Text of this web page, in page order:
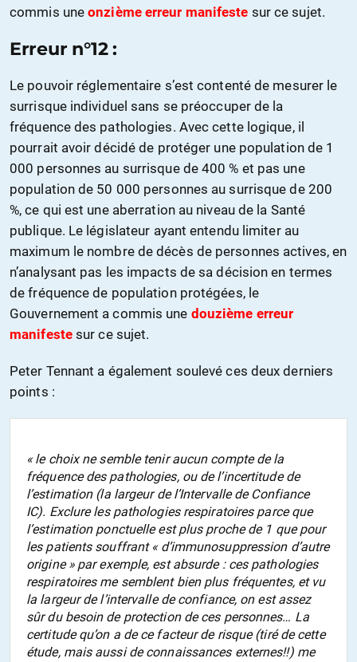
commis uneonzième erreur manifeste sur ce sujet.
Erreur n°12 :
Le pouvoir réglementaire s’est contenté de mesurer le
surrisque individuel sans se préoccuper de la
fréquence des pathologies. Avec cette logique, il
pourrait avoir décidé de protéger une population de 1
000 personnes au surrisque de 400 % et pas une
population de 50 000 personnes au surrisque de 200
%, ce qui est une aberration au niveau de la Santé
publique. Le législateur ayant entendu limiter au
maximum le nombre de décès de personnes actives, en
n’analysant pas les impacts de sa décision en termes
de fréquence de population protégées, le
Gouvernement a commis une douzième erreur
manifestesur ce sujet.
Peter Tennant a également soulevé ces deux derniers
points :
«le choix ne semble tenir aucun compte de la
fréquence des pathologies, ou de l’incertitude de
l’estimation (la largeur de l’Intervalle de Confiance
IC). Exclure les pathologies respiratoires parce que
l’estimation ponctuelle est plus proche de 1 que pour
les patients souffrant « d’immunosuppression d’autre
origine » par exemple, est absurde : ces pathologies
respiratoires me semblent bien plus fréquentes, et vu
la largeur de l’intervalle de confiance, on est assez
sûr du besoin de protection de ces personnes… La
certitude qu’on a de ce facteur de risque (tiré de cette
étude, mais aussi de connaissances externes!!) me